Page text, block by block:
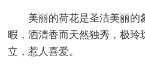
美丽的荷花是圣洁美丽的
暇，洒清香而天然独秀，极玲
立，惹人喜爱。